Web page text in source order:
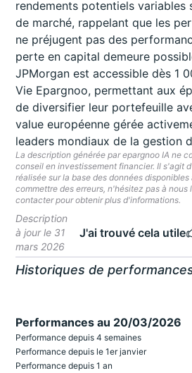
rendements potentiels variables
de marché, rappelant que les
ne préjugent pas des
perte en capital demeure
JPMorgan est accessible dès 1
Vie Epargnoo, permettant aux
de diversifier leur portefeuille
value européenne gérée
leaders mondiaux de la gestion
La description générée par epargnoo IA ne
conseil en investissement financier. Il s'agit
réalisée sur la base des données
commettre des erreurs, n'hésitez pas à nous
contacter pour obtenir plus d'informations.
Description
à jour le 31
mars 2026
J'ai trouvé cela utile
Historiques de
Performances au 20/03/2026
Performance depuis 4 semaines
Performance depuis le 1er janvier
Performance depuis 1 an